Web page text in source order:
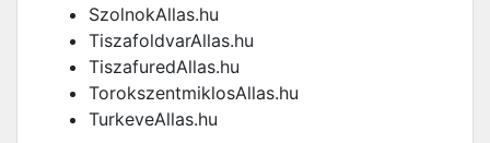
SzolnokAllas.hu
TiszafoldvarAllas.hu
TiszafuredAllas.hu
TorokszentmiklosAllas.hu
TurkeveAllas.hu